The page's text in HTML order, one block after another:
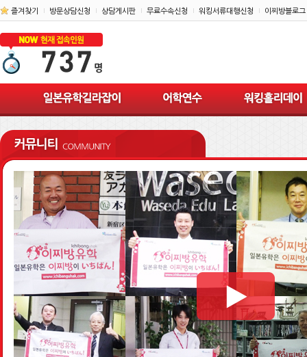
즐겨찾기 방문상담신청 상담게시판 무료수속신청 워킹서류대행신청 이찌방블로그